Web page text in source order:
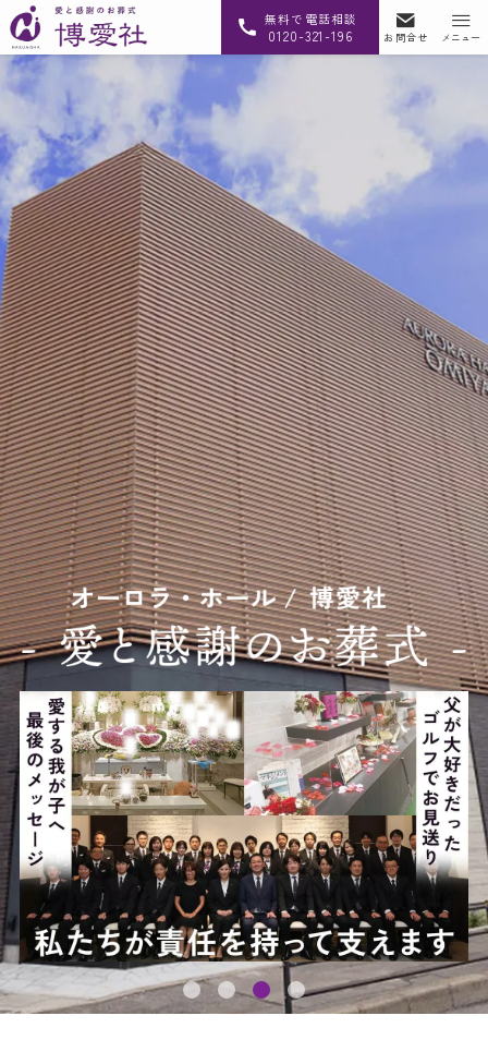
無料で電話相談
0120-321-196 お問合せ メニュー